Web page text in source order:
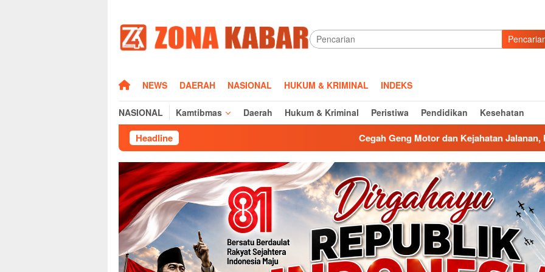
konten
HOMENEWS DAERAH NASIONAL HUKUM & KRIMINAL INDEKS
NASIONAL Kamtibmas Daerah Hukum & Kriminal Peristiwa Pendidikan Kesehatan
Headline Cegah Geng Motor dan Kejahatan Jalanan, Polsek Sumberjaya